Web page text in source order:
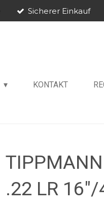
Sicherer Einkauf
KONTAKT
.22 LR 16"/